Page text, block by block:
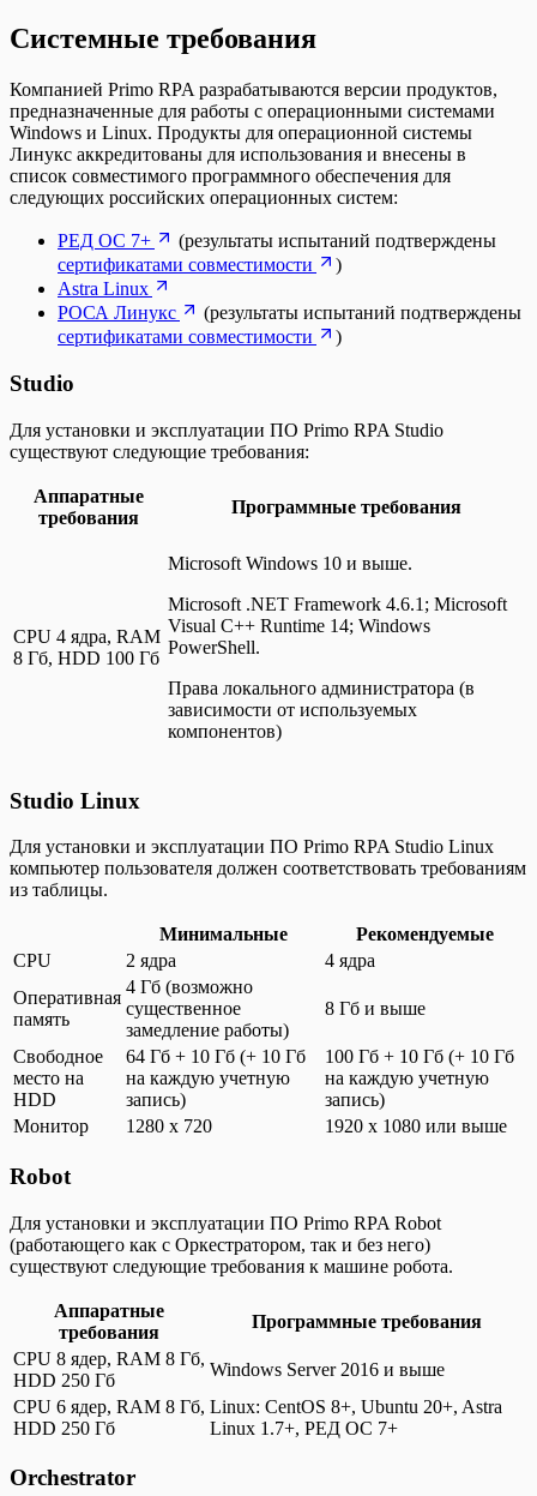
Системные требования
Компанией Primo RPA разрабатываются версии продуктов,
предназначенные для работы с операционными системами
Windows и Linux. Продукты для операционной системы
Линукс аккредитованы для использования и внесены в
список совместимого программного обеспечения для
следующих российских операционных систем:
РЕД ОС 7+
(результаты испытаний подтверждены
сертификатами совместимости
)
Astra Linux
РОСА Линукс
(результаты испытаний подтверждены
сертификатами совместимости
)
Studio
Для установки и эксплуатации ПО Primo RPA Studio
существуют следующие требования:
Аппаратные
требования
Программные требования
CPU 4 ядра, RAM
8 Гб, HDD 100 Гб
Microsoft Windows 10 и выше.
Microsoft .NET Framework 4.6.1; Microsoft
Visual C++ Runtime 14; Windows
PowerShell.
Права локального администратора (в
зависимости от используемых
компонентов)
Studio Linux
Для установки и эксплуатации ПО Primo RPA Studio Linux
компьютер пользователя должен соответствовать требованиям
из таблицы.
Минимальные
Рекомендуемые
CPU
2 ядра
4 ядра
Оперативная
память
4 Гб (возможно
существенное
замедление работы)
8 Гб и выше
Свободное
место на
HDD
64 Гб + 10 Гб (+ 10 Гб
на каждую учетную
запись)
100 Гб + 10 Гб (+ 10 Гб
на каждую учетную
запись)
Монитор
1280 x 720 1920 x 1080 или выше
Robot
Для установки и эксплуатации ПО Primo RPA Robot
(работающего как с Оркестратором, так и без него)
существуют следующие требования к машине робота.
Аппаратные
требования
Программные требования
CPU 8 ядер, RAM 8 Гб,
HDD 250 Гб
Windows Server 2016 и выше
CPU 6 ядер, RAM 8 Гб,
HDD 250 Гб
Linux: CentOS 8+, Ubuntu 20+, Astra
Linux 1.7+, РЕД ОС 7+
Orchestrator